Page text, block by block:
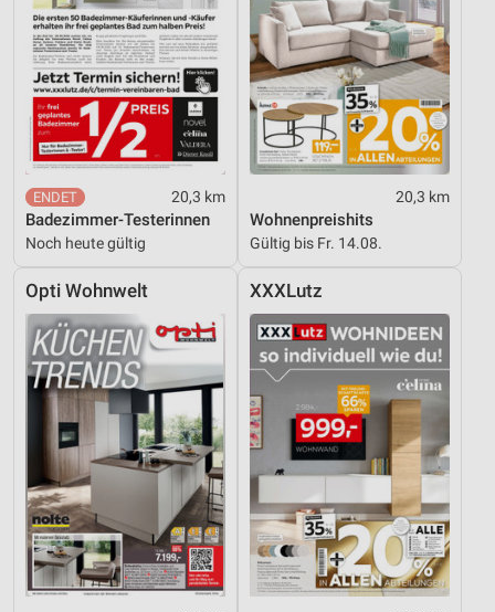
20,3 km
Badezimmer-Testerinnen
Noch heute gültig
20,3 km
Wohnenpreishits
Gültig bis Fr. 14.08.
Opti Wohnwelt XXXLutz
Verwendung genauer Standortdaten
Geräte anhand von aktiv angeforderten
Informationen identifizieren
Nicht-IAB-Verarbeitungszwecke:
Notwendig
Performance
Funktional
Werbung